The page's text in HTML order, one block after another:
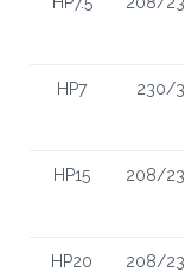
HP7 230/3
HP15 208/
HP20 208/